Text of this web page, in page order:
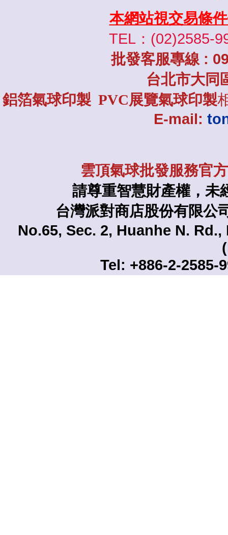
本網站視交易條
TEL：(02)2585-
批發客服專線 :
台北市大同
鋁箔氣球印製 PVC展覽氣球印製
E-mail:
雲頂氣球批發服務官
請尊重智慧財產權，未
台灣派對商店股份有限公
No.65, Sec. 2, Huanhe N.
Tel: +886-2-2585-